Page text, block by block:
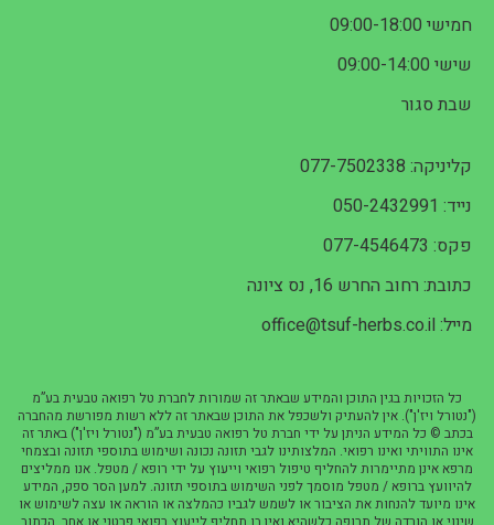
חמישי 09:00-18:00
שישי 09:00-14:00
שבת סגור
קליניקה: 077-7502338
נייד: 050-2432991
פקס: 077-4546473
כתובת: רחוב החרש 16, נס ציונה
מייל: office@tsuf-herbs.co.il
כל הזכויות בגין התוכן והמידע שבאתר זה שמורות לחברת טל רפואה טבעית בע”מ
("נטורל ויז'ן"). אין להעתיק ולשכפל את התוכן שבאתר זה ללא רשות מפורשת מהחברה
בכתב © כל המידע הניתן על ידי חברת טל רפואה טבעית בע”מ ("נטורל ויז'ן") באתר זה
אינו התוויתי ואינו רפואי. המלצותינו לגבי תזונה נכונה ושימוש בתוספי תזונה ובצמחי
מרפא אינן מתיימרות להחליף טיפול רפואי וייעוץ על ידי רופא / מטפל. אנו ממליצים
להיוועץ ברופא / מטפל מוסמך לפני השימוש בתוספי תזונה. למען הסר ספק, המידע
אינו מיועד להנחות את הציבור או לשמש לגביו כהמלצה או הוראה או עצה לשימוש או